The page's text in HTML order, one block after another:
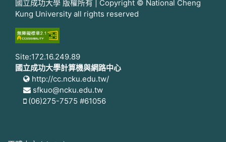
國立成功大學 版權所有 | Copyright © National Cheng
Kung University all rights reserved
Site:172.16.249.89
國立成功大學計算機與網路中心
http://cc.ncku.edu.tw/
sfkuo@ncku.edu.tw
(06)275-7575 #61056